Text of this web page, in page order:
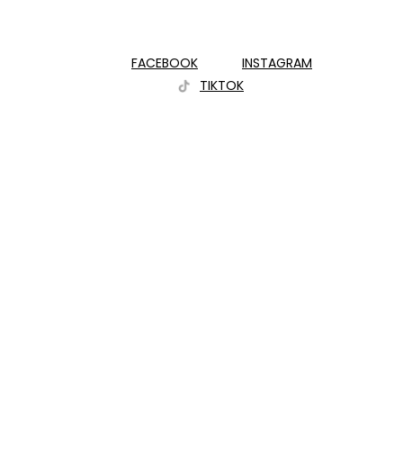
FACEBOOK
INSTAGRAM
TIKTOK